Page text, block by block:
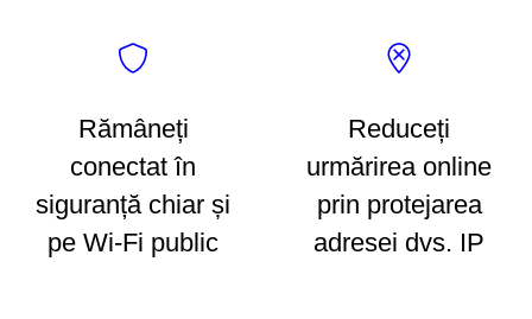
Rămâneți
conectat în
siguranță chiar și
pe Wi-Fi public
Reduceți
urmărirea online
prin protejarea
adresei dvs. IP